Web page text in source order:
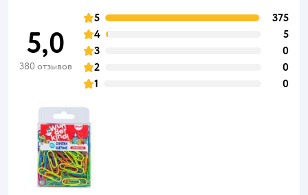
5,0
380 отзывов
5
375
4
5
3
0
2
0
1
0